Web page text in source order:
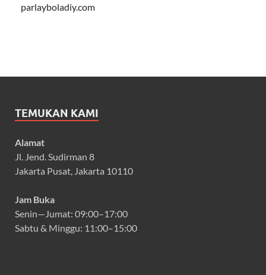
parlayboladiy.com
TEMUKAN KAMI
Alamat
Jl. Jend. Sudirman 8
Jakarta Pusat, Jakarta 10110
Jam Buka
Senin—Jumat: 09:00–17:00
Sabtu & Minggu: 11:00–15:00